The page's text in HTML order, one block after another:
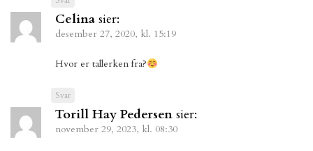
Celina sier:
desember 27, 2020, kl. 15:19
Hvor er tallerken fra?
Svar
Torill Hay Pedersen sier:
november 29, 2023, kl. 08:30